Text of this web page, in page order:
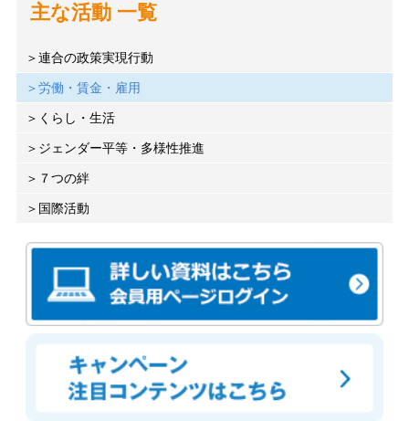
主な活動 一覧
連合の政策実現行動
労働・賃金・雇用
くらし・生活
ジェンダー平等・多様性推進
７つの絆
国際活動